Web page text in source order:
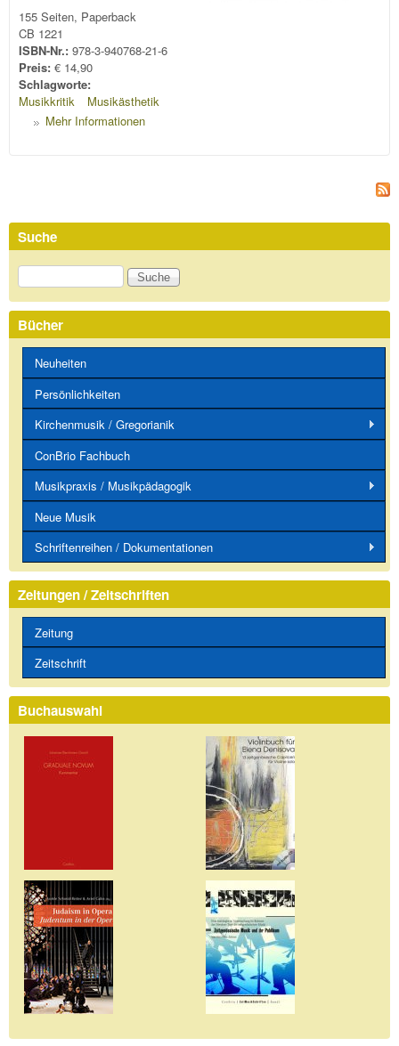
155 Seiten, Paperback
CB 1221
ISBN-Nr.: 978-3-940768-21-6
Preis: € 14,90
Schlagworte:
Musikkritik
Musikästhetik
Mehr Informationen
Suche
Suche
Bücher
Neuheiten
Persönlichkeiten
Kirchenmusik / Gregorianik
ConBrio Fachbuch
Musikpraxis / Musikpädagogik
Neue Musik
Schriftenreihen / Dokumentationen
Zeitungen / Zeitschriften
Zeitung
Zeitschrift
Buchauswahl